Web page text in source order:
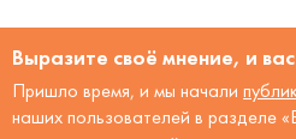
Выразите своё мнение, и
Пришло время, и мы начали
наших пользователей в разделе